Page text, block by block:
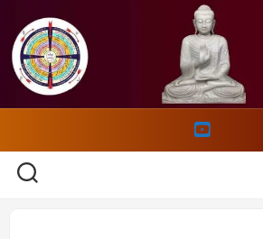
content